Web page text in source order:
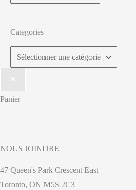
Categories
Categories
Panier
NOUS JOINDRE
47 Queen's Park Crescent East
Toronto, ON M5S 2C3